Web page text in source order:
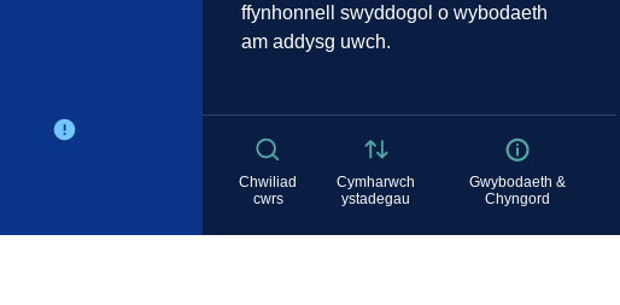
ffynhonnell swyddogol o wybodaeth
am addysg uwch.
Chwiliad
cwrs
Cymharwch
ystadegau
Gwybodaeth &
Chyngord